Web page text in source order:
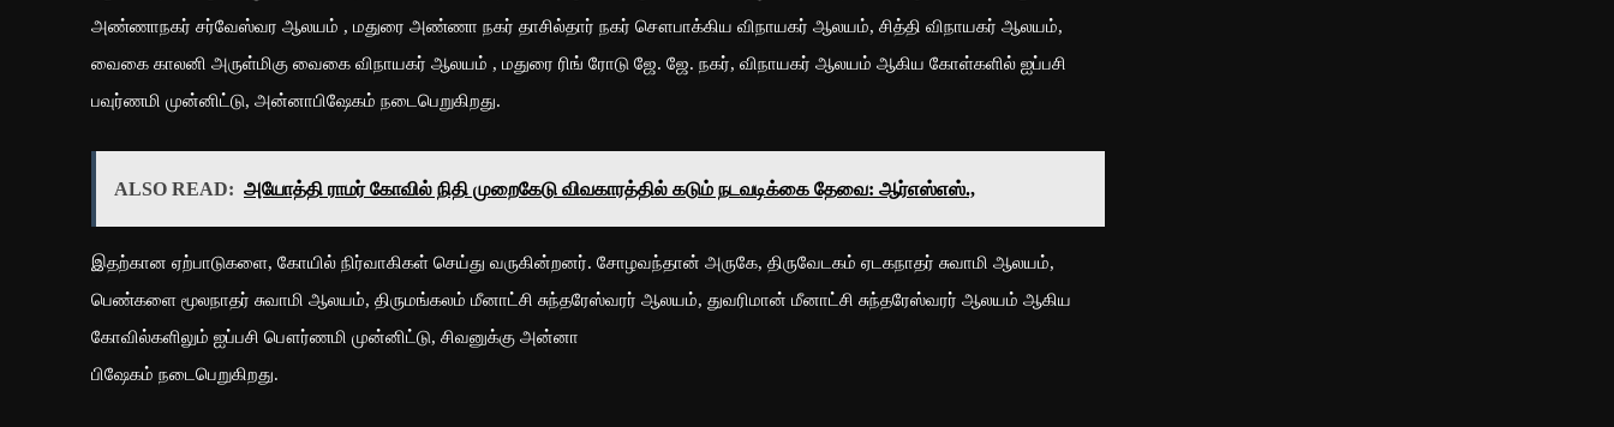
அண்ணாநகர் சர்வேஸ்வர ஆலயம் , மதுரை அண்ணா நகர் தாசில்தார் நகர் சௌபாக்கிய விநாயகர் ஆலயம், சித்தி விநாயகர் ஆலயம்,
வைகை காலனி அருள்மிகு வைகை விநாயகர் ஆலயம் , மதுரை ரிங் ரோடு ஜே. ஜே. நகர், விநாயகர் ஆலயம் ஆகிய கோள்களில் ஐப்பசி
பவுர்ணமி முன்னிட்டு, அன்னாபிஷேகம் நடைபெறுகிறது.
ALSO READ: அயோத்தி ராமர் கோவில் நிதி முறைகேடு விவகாரத்தில் கடும் நடவடிக்கை தேவை: ஆர்எஸ்எஸ்.,
இதற்கான ஏற்பாடுகளை, கோயில் நிர்வாகிகள் செய்து வருகின்றனர். சோழவந்தான் அருகே, திருவேடகம் ஏடகநாதர் சுவாமி ஆலயம்,
பெண்களை மூலநாதர் சுவாமி ஆலயம், திருமங்கலம் மீனாட்சி சுந்தரேஸ்வரர் ஆலயம், துவரிமான் மீனாட்சி சுந்தரேஸ்வரர் ஆலயம் ஆகிய
கோவில்களிலும் ஐப்பசி பௌர்ணமி முன்னிட்டு, சிவனுக்கு அன்னா
பிஷேகம் நடைபெறுகிறது.